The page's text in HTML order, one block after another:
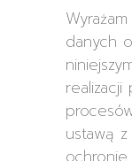
danych
realizacji
ustawą